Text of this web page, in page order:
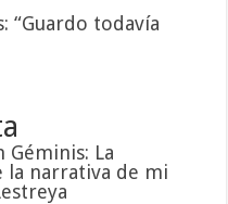
“Guardo todavía
Géminis: La
la narrativa de mi